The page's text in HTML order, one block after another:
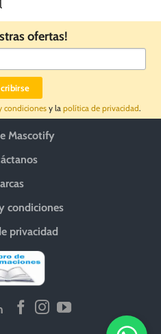
ofertas!
condiciones y la política de privacidad.
Mascotify
condiciones
privacidad